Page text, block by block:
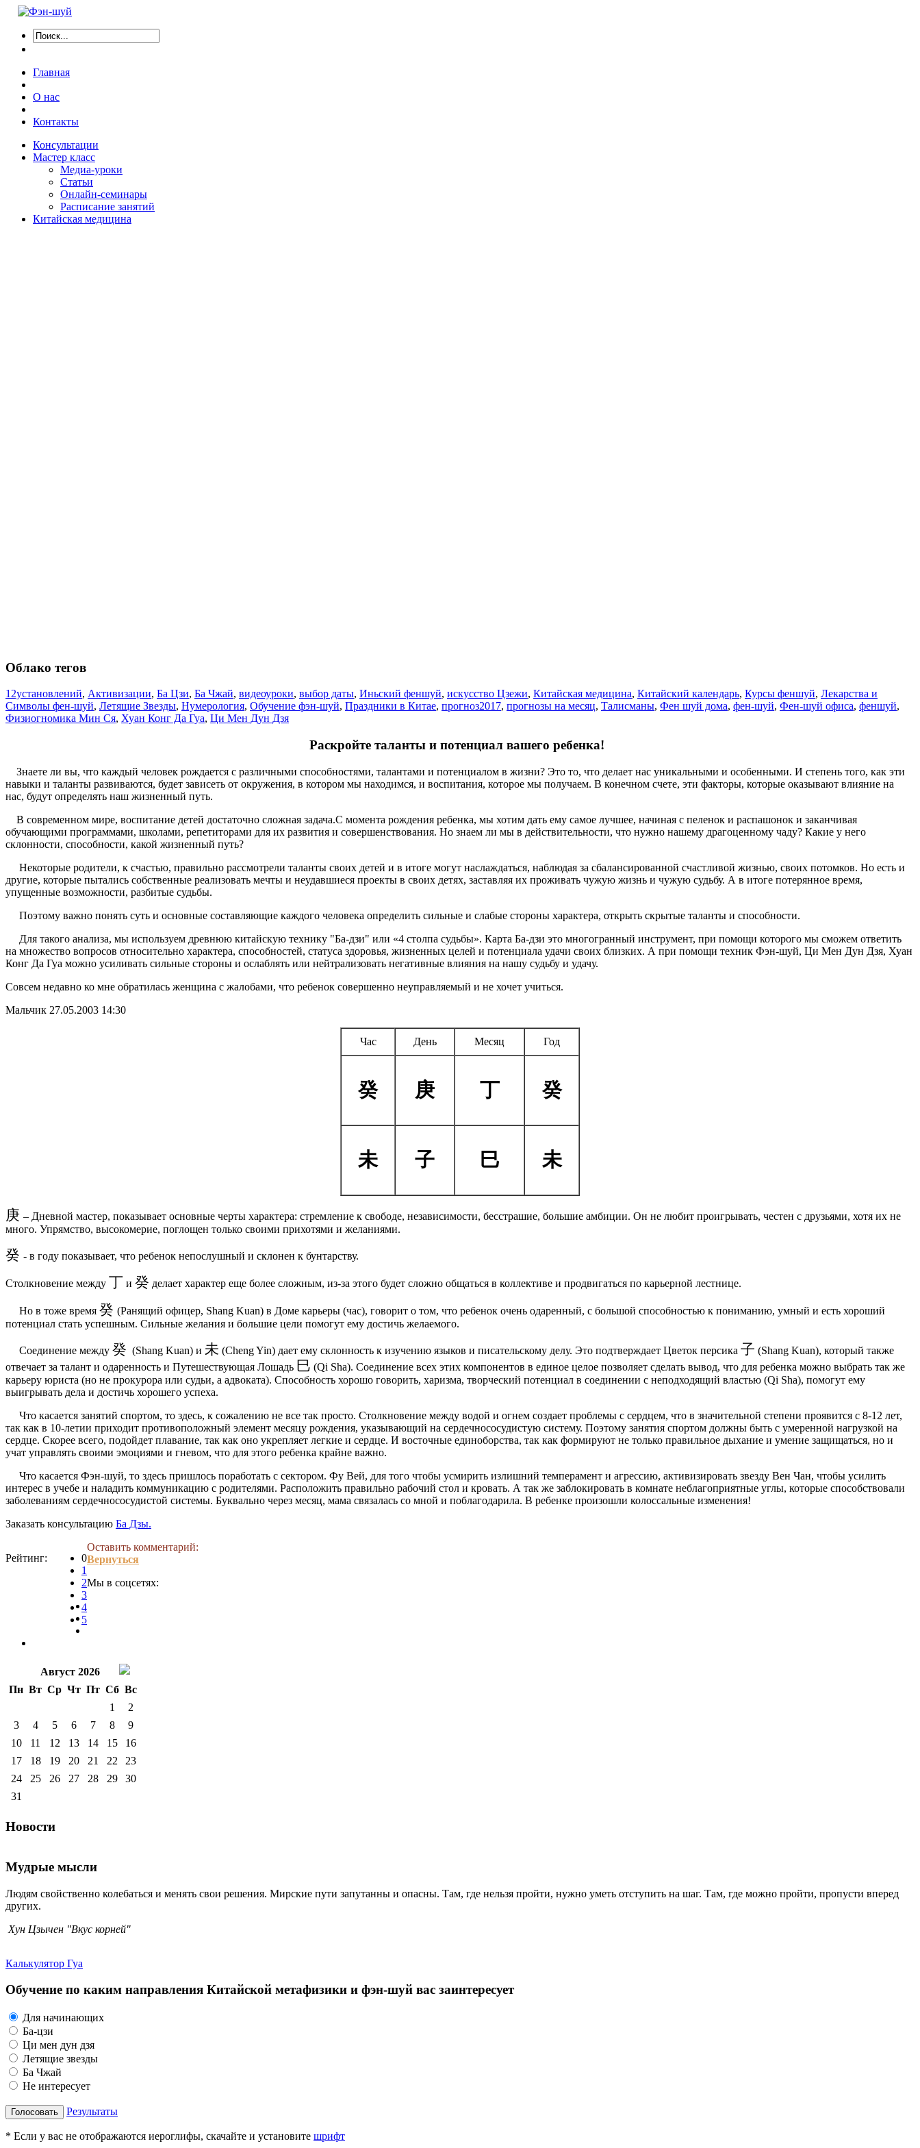
Главная
О нас
Контакты
Консультации
Мастер класс
Медиа-уроки
Статьи
Онлайн-семинары
Расписание занятий
Китайская медицина
Облако тегов
12установлений, Активизации, Ба Цзи, Ба Чжай, видеоуроки, выбор даты, Иньский феншуй, искусство Цзежи, Китайская медицина, Китайский календарь, Курсы феншуй, Лекарства и
Символы фен-шуй, Летящие Звезды, Нумерология, Обучение фэн-шуй, Праздники в Китае, прогноз2017, прогнозы на месяц, Талисманы, Фен шуй дома, фен-шуй, Фен-шуй офиса, феншуй,
Физиогномика Мин Ся, Хуан Конг Да Гуа, Ци Мен Дун Дзя
Раскройте таланты и потенциал вашего ребенка!
Знаете ли вы, что каждый человек рождается с различными способностями, талантами и потенциалом в жизни? Это то, что делает нас уникальными и особенными. И степень того, как эти
навыки и таланты развиваются, будет зависеть от окружения, в котором мы находимся, и воспитания, которое мы получаем. В конечном счете, эти факторы, которые оказывают влияние на
нас, будут определять наш жизненный путь.
В современном мире, воспитание детей достаточно сложная задача.С момента рождения ребенка, мы хотим дать ему самое лучшее, начиная с пеленок и распашонок и заканчивая
обучающими программами, школами, репетиторами для их развития и совершенствования. Но знаем ли мы в действительности, что нужно нашему драгоценному чаду? Какие у него
склонности, способности, какой жизненный путь?
Некоторые родители, к счастью, правильно рассмотрели таланты своих детей и в итоге могут наслаждаться, наблюдая за сбалансированной счастливой жизнью, своих потомков. Но есть и
другие, которые пытались собственные реализовать мечты и неудавшиеся проекты в своих детях, заставляя их проживать чужую жизнь и чужую судьбу. А в итоге потерянное время,
упущенные возможности, разбитые судьбы.
Поэтому важно понять суть и основные составляющие каждого человека определить сильные и слабые стороны характера, открыть скрытые таланты и способности.
Для такого анализа, мы используем древнюю китайскую технику "Ба-дзи" или «4 столпа судьбы». Карта Ба-дзи это многогранный инструмент, при помощи которого мы сможем ответить
на множество вопросов относительно характера, способностей, статуса здоровья, жизненных целей и потенциала удачи своих близких. А при помощи техник Фэн-шуй, Ци Мен Дун Дзя, Хуан
Конг Да Гуа можно усиливать сильные стороны и ослаблять или нейтрализовать негативные влияния на нашу судьбу и удачу.
Совсем недавно ко мне обратилась женщина с жалобами, что ребенок совершенно неуправляемый и не хочет учиться.
Мальчик 27.05.2003 14:30
Час День Месяц Год
癸 庚 丁 癸
未 子 巳 未
庚 – Дневной мастер, показывает основные черты характера: стремление к свободе, независимости, бесстрашие, большие амбиции. Он не любит проигрывать, честен с друзьями, хотя их не
много. Упрямство, высокомерие, поглощен только своими прихотями и желаниями.
癸 - в году показывает, что ребенок непослушный и склонен к бунтарству.
Столкновение между 丁 и 癸 делает характер еще более сложным, из-за этого будет сложно общаться в коллективе и продвигаться по карьерной лестнице.
Но в тоже время 癸 (Ранящий офицер, Shang Kuan) в Доме карьеры (час), говорит о том, что ребенок очень одаренный, с большой способностью к пониманию, умный и есть хороший
потенциал стать успешным. Сильные желания и большие цели помогут ему достичь желаемого.
Соединение между 癸 (Shang Kuan) и 未 (Cheng Yin) дает ему склонность к изучению языков и писательскому делу. Это подтверждает Цветок персика 子 (Shang Kuan), который также
отвечает за талант и одаренность и Путешествующая Лошадь 巳 (Qi Sha). Соединение всех этих компонентов в единое целое позволяет сделать вывод, что для ребенка можно выбрать так же
карьеру юриста (но не прокурора или судьи, а адвоката). Способность хорошо говорить, харизма, творческий потенциал в соединении с неподходящий властью (Qi Sha), помогут ему
выигрывать дела и достичь хорошего успеха.
Что касается занятий спортом, то здесь, к сожалению не все так просто. Столкновение между водой и огнем создает проблемы с сердцем, что в значительной степени проявится с 8-12 лет,
так как в 10-летии приходит противоположный элемент месяцу рождения, указывающий на сердечнососудистую систему. Поэтому занятия спортом должны быть с умеренной нагрузкой на
сердце. Скорее всего, подойдет плавание, так как оно укрепляет легкие и сердце. И восточные единоборства, так как формируют не только правильное дыхание и умение защищаться, но и
учат управлять своими эмоциями и гневом, что для этого ребенка крайне важно.
Что касается Фэн-шуй, то здесь пришлось поработать с сектором. Фу Вей, для того чтобы усмирить излишний темперамент и агрессию, активизировать звезду Вен Чан, чтобы усилить
интерес в учебе и наладить коммуникацию с родителями. Расположить правильно рабочий стол и кровать. А так же заблокировать в комнате неблагоприятные углы, которые способствовали
заболеваниям сердечнососудистой системы. Буквально через месяц, мама связалась со мной и поблагодарила. В ребенке произошли колоссальные изменения!
Заказать консультацию Ба Дзы.
Рейтинг:
0
1
2
3
4
5
Оставить комментарий:
Вернуться
Мы в соцсетях:
Август 2026
Пн Вт Ср Чт Пт Сб Вс
1
2
3
4 5 6 7 8
9
10
11 12 13 14 15
16
17
18 19 20 21 22
23
24
25 26 27 28 29
30
31
Новости
Мудрые мысли
Людям свойственно колебаться и менять свои решения. Мирские пути запутанны и опасны. Там, где нельзя пройти, нужно уметь отступить на шаг. Там, где можно пройти, пропусти вперед
других.
Хун Цзычен "Вкус корней"
Калькулятор Гуа
Обучение по каким направления Китайской метафизики и фэн-шуй вас заинтересует
Для начинающих
Ба-цзи
Ци мен дун дзя
Летящие звезды
Ба Чжай
Не интересует
Голосовать Результаты
* Если у вас не отображаются иероглифы, скачайте и установите шрифт